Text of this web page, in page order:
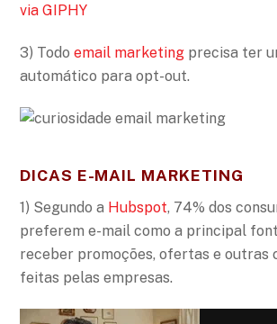
via GIPHY
3) Todoemail marketing precisa ter
automático para opt-out.
DICAS E-MAIL MARKETING
1) Segundo a Hubspot, 74% dos
preferem e-mail como a principal
receber promoções, ofertas e outras
feitas pelas empresas.